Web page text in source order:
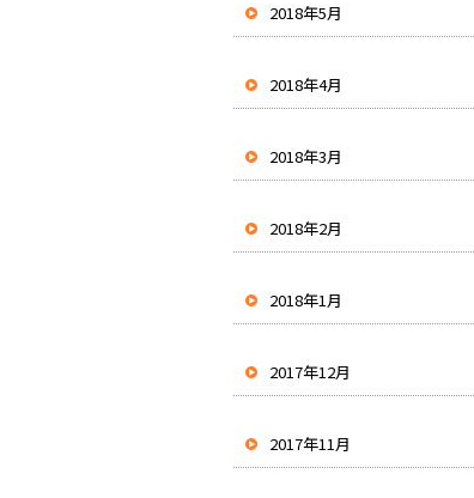
2018年5月
2018年4月
2018年3月
2018年2月
2018年1月
2017年12月
2017年11月